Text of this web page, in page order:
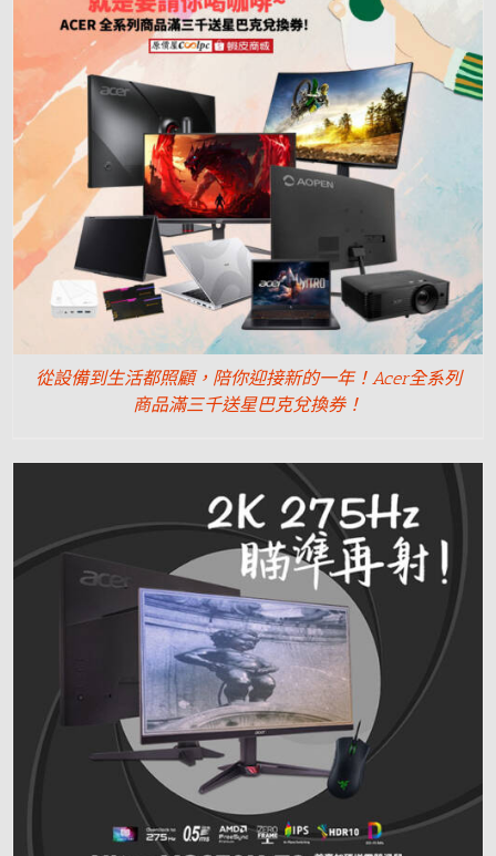
從設備到生活都照顧，陪你迎接新的一年！Acer全系列
商品滿三千送星巴克兌換券！